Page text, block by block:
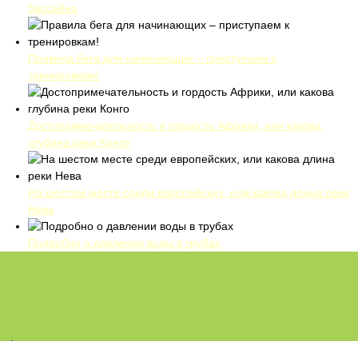
бассейна
Правила бега для начинающих – приступаем к
тренировкам!
Достопримечательность и гордость Африки, или какова
глубина реки Конго
На шестом месте среди европейских, или какова длина реки
Нева
Подробно о давлении воды в трубах